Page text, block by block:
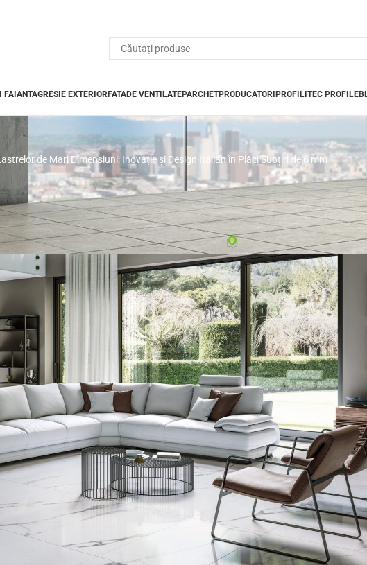
FAIANTAGRESIE EXTERIORFATADE VENTILATEPARCHETPRODUCATORI PROFILITEC PROFILE
de Mari Dimensiuni: Inovație și Design Italian în Plăci Subțiri de 6 mm
BLOG
Lastrelor de Mari Dimensiuni: Inovație și
Italian în Plăci Subțiri de 6 mm
Postat de Gresie PremiumActivat 14.12.2023 0